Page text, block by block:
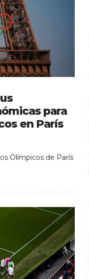
para
en París
Olímpicos de París